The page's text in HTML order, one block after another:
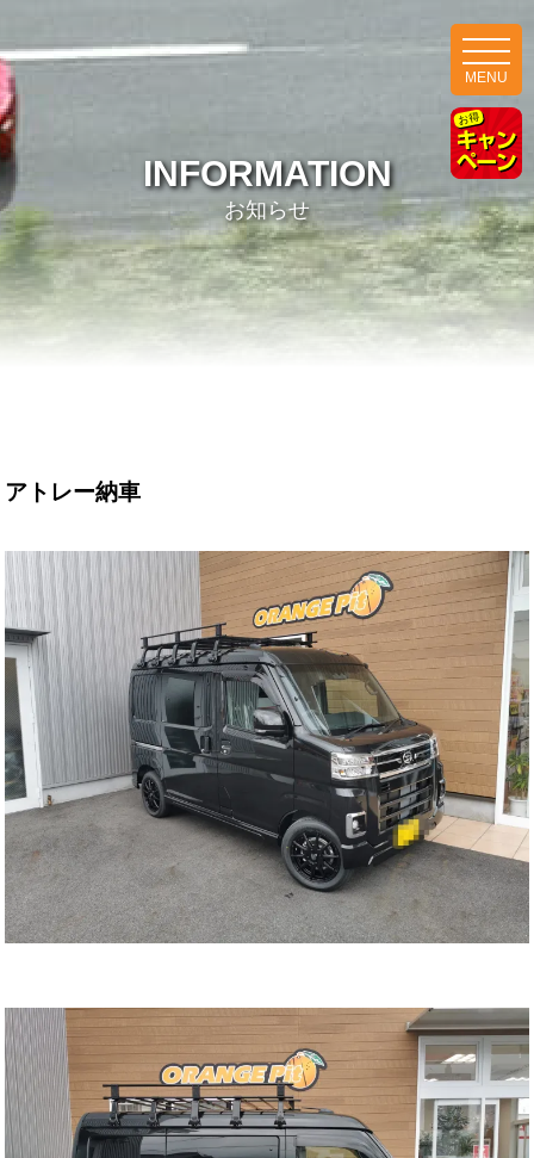
MENU
INFORMATION
お知らせ
アトレー納車